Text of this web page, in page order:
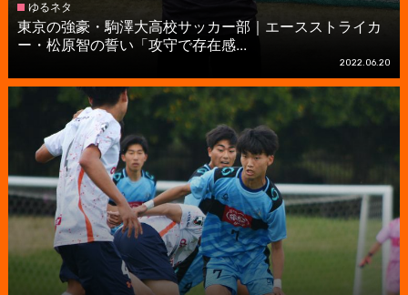
ゆるネタ
東京の強豪・駒澤大高校サッカー部｜エースストライカ
ー・松原智の誓い「攻守で存在感...
2022.06.20